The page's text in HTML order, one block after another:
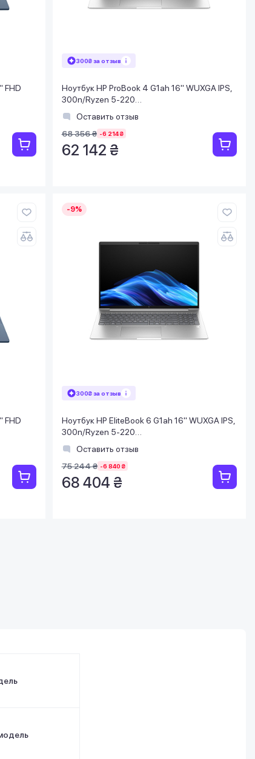
FHD
300₴ за отзыв
Ноутбук HP ProBook 4 G1ah 16" WUXGA IPS,
300n/Ryzen 5-220
(4.9)/16Gb/SSD512Gb/FPS/Подсв/Win11Pro
Оставить отзыв
68 356 ₴ -6 214 ₴
62 142 ₴
FHD
DOS/
-9%
300₴ за отзыв
Ноутбук HP EliteBook 6 G1ah 16" WUXGA IPS,
300n/Ryzen 5-220
(4.9)/24Gb/SSD512Gb/Radeon/FPS/
Подсв/Win11Pro
Оставить отзыв
75 244 ₴ -6 840 ₴
68 404 ₴